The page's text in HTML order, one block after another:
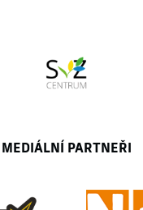
MEDIÁLNÍ PARTNEŘI